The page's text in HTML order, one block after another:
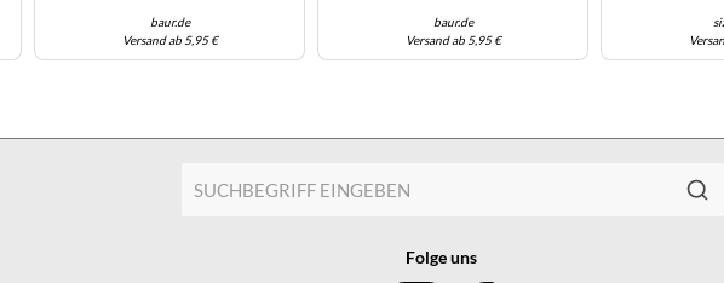
baur.de
Versand ab 5,95 €
baur.de
Versand ab 5,95 €
Folge uns